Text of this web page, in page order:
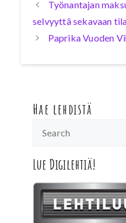
Työnantajan
selvyyttä sekavaan
Paprika Vuoden
Hae lehdistä
Lue Digilehtiä!